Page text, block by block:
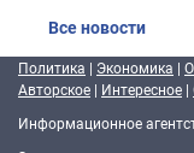
Все новости
Политика | Экономика |
Авторское | Интересное |
Информационное